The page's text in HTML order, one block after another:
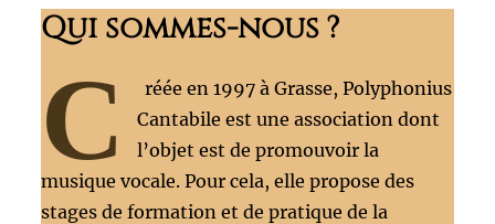
Qui sommes-nous ?
C
réée en 1997 à Grasse, Polyphonius
Cantabile est une association dont
l’objet est de promouvoir la
musique vocale. Pour cela, elle propose des
stages de formation et de pratique de la